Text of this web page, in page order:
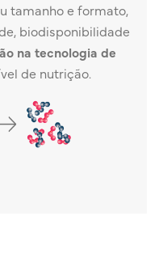
tamanho e formato,
biodisponibilidade
na tecnologia de
de nutrição.